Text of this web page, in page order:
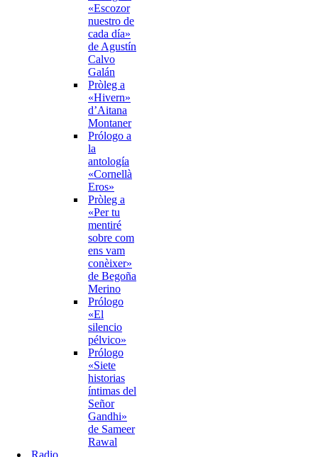
«Escozor
nuestro de
cada día»
de Agustín
Calvo
Galán
Pròleg a
«Hivern»
d’Aitana
Montaner
Prólogo a
la
antología
«Cornellà
Eros»
Pròleg a
«Per tu
mentiré
sobre com
ens vam
conèixer»
de Begoña
Merino
Prólogo
«El
silencio
pélvico»
Prólogo
«Siete
historias
íntimas del
Señor
Gandhi»
de Sameer
Rawal
Radio